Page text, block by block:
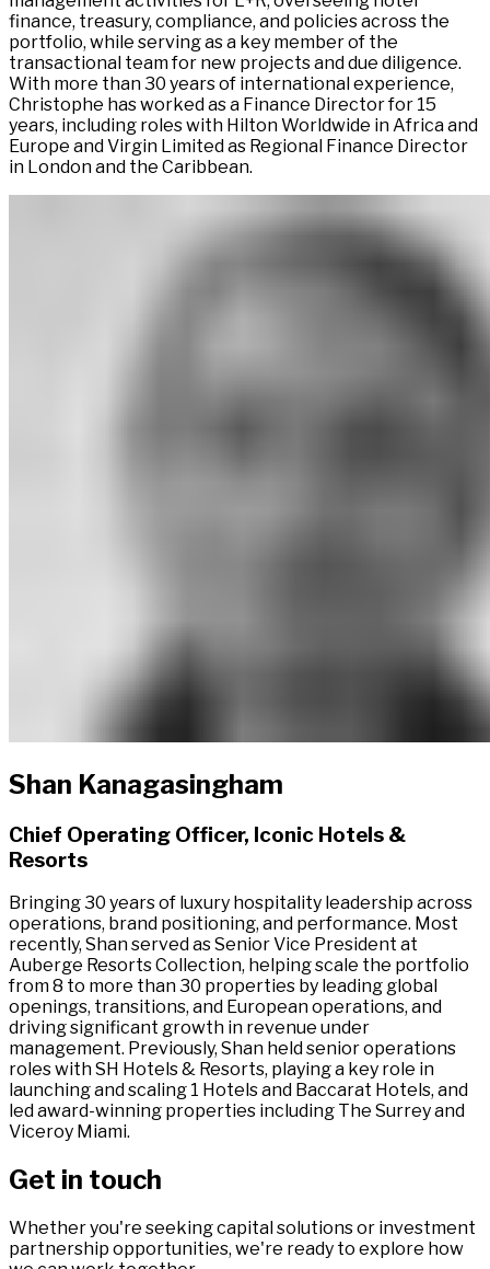
finance, treasury, compliance, and policies across the
portfolio, while serving as a key member of the
transactional team for new projects and due diligence.
With more than 30 years of international experience,
Christophe has worked as a Finance Director for 15
years, including roles with Hilton Worldwide in Africa and
Europe and Virgin Limited as Regional Finance Director
in London and the Caribbean.​​​​‌ ‍ ​‍​‍‌‍ ‌ ​‍‌‍‍‌‌‍‌ ‌‍‍‌‌‍ ‍​‍​‍​ ‍‍​‍​‍‌ ​ ‌‍​‌‌‍ ‍‌‍‍‌‌ ‌​‌ ‍‌​‍ ‍‌‍‍‌‌‍ ​‍​‍​‍ ​​‍​‍‌‍‍​‌ ​‍‌‍‌‌‌‍‌‍​‍​‍​ ‍‍​‍​‍‌‍‍​‌ ‌​‌ ‌​‌ ​​‌ ​ ​ ‍‍​‍ ​‍ ‌‍ ​​‍ ‌‌‍​‌‌‍ ‍‌‍‌​​‍ ‌‌ ​‍​‍ ‌‌‍‍​‌‍ ‌ ‌​‌‍‌‌‌‍ ​‌ ​ ​‍ ‌‌ ​ ‌ ‌​‌ ‌‌‌‍‌​‌‍‍‌‌‍ ​‍ ‍‌ ‌‍‌‍‌‌‌ ​‍‌‍​ ‌‍‌‌‌‍ ​​‍ ‍‌‍​‌‌ ​​‌ ​​​‍ ‌‍‍‌‌‍ ‍‌ ‌​‌‍‌‌‌‍ ‍‌ ‌​​‍ ‌‍‌‌‌‍‌​‌‍‍‌‌ ‌​​‍ ‌‍ ‌‌‍ ‌‍‌​‌‍‌‌​ ‌‌ ​​‌ ​‍‌‍‌‌‌ ​ ‌‍‌‌‌‍ ‍‌ ‌​‌‍​‌‌ ‌​‌‍‍‌‌‍ ‌‍ ‍​ ‍ ‌‍‍‌‌‍‌​​ ‌​ ​​​ ‌ ‌‍​‌‌‍‌‌​ ‌ ​ ‍​‌‍‌‌​ ​‌​‍ ‌‌‍‌‍‌‍​‍‌‍​ ​ ‍‌​‍ ‌​ ‌​​ ‌​​ ‌ ‌‍​‍​‍ ‌​ ‍​​ ‌‍‌‍​ ​ ​‌​‍ ‌​ ‍‌​ ​‍‌‍‌‌​ ‌‌​ ​‌‌‍‌‍‌‍‌‍​ ‌‌​ ‍‌​ ‌ ‌‍‌​‌‍‌‌​ ‍ ‌ ‌​‌ ‍‌‌ ​​‌‍‌‌​ ‌‌‍​ ‌‍ ‌ ​‍‌ ​​‌‍ ‌ ​‍‌‍​‌‌ ‌​‌‍‌‌‌‌‌​‌‍‌‌‌‍​‌‌‍ ‌‌​ ‌‌‍‌‌‌‍ ‌‌‍​‍‌‍‌‌‌ ​‍​ ‍ ‌ ​​‌‍​‌‌ ‌​‌‍‍​​ ‌‌‍​‍‌‍‍‌‌‍ ​ ‌‍​‍‌‍​‌‌ ​ ‌‍‌‌‌‌‌‌‌ ​‍‌‍ ​​ ‌‌‍‍​‌ ‌​‌ ‌​‌ ​​‌ ​ ​‍‌‌​ ​ ‌​​‌​‍‌‌​ ​‍‌​‌‍​‍‌‌​ ​‍‌​‌‍‌‍ ​​‍ ‌‌‍​‌‌‍ ‍‌‍‌​​‍ ‌‌ ​‍​‍ ‌‌‍‍​‌‍ ‌ ‌​‌‍‌‌‌‍ ​‌ ​ ​‍ ‌‌ ​ ‌ ‌​‌ ‌‌‌‍‌​‌‍‍‌‌‍ ​‍ ‍‌ ‌‍‌‍‌‌‌ ​‍‌‍​ ‌‍‌‌‌‍ ​​‍ ‍‌‍​‌‌ ​​‌ ​​​‍‌‍‌‍‍‌‌‍‌​​ ‌​ ​​​ ‌ ‌‍​‌‌‍‌‌​ ‌ ​ ‍​‌‍‌‌​ ​‌​‍ ‌‌‍‌‍‌‍​‍‌‍​ ​ ‍‌​‍ ‌​ ‌​​ ‌​​ ‌ ‌‍​‍​‍ ‌​ ‍​​ ‌‍‌‍​ ​ ​‌​‍ ‌​ ‍‌​ ​‍‌‍‌‌​ ‌‌​ ​‌‌‍‌‍‌‍‌‍​ ‌‌​ ‍‌​ ‌ ‌‍‌​‌‍‌‌​‍‌‍‌ ‌​‌ ‍‌‌ ​​‌‍‌‌​ ‌‌‍​ ‌‍ ‌ ​‍‌ ​​‌‍ ‌ ​‍‌‍​‌‌ ‌​‌‍‌‌‌‌‌​‌‍‌‌‌‍​‌‌‍ ‌‌​ ‌‌‍‌‌‌‍ ‌‌‍​‍‌‍‌‌‌ ​‍​‍‌‍‌ ​​‌‍​‌‌ ‌​‌‍‍​​ ‌‌‍​‍‌‍‍‌‌‍ ​‍‌‍‌ ​​‌‍‌‌‌ ​‍‌ ​ ‌ ​​‌‍‌‌‌‍​ ‌ ‌​‌‍‍‌‌ ‌‍‌‍‌‌​ ‌‌ ​​‌ ‌‌‌‍​‍‌‍ ​‌‍‍‌‌ ​ ‌‍‍​‌‍‌‌‌‍‌​​‍​‍‌ ‌
Shan Kanagasingham​​​​‌ ‍ ​‍​‍‌‍ ‌ ​‍‌‍‍‌‌‍‌ ‌‍‍‌‌‍ ‍​‍​‍​ ‍‍​‍​‍‌ ​ ‌‍​‌‌‍ ‍‌‍‍‌‌ ‌​‌ ‍‌​‍ ‍‌‍‍‌‌‍ ​‍​‍​‍ ​​‍​‍‌‍‍​‌ ​‍‌‍‌‌‌‍‌‍​‍​‍​ ‍‍​‍​‍‌‍‍​‌ ‌​‌ ‌​‌ ​​‌ ​ ​ ‍‍​‍ ​‍ ‌‍ ​​‍ ‌‌‍​‌‌‍ ‍‌‍‌​​‍ ‌‌ ​‍​‍ ‌‌‍‍​‌‍ ‌ ‌​‌‍‌‌‌‍ ​‌ ​ ​‍ ‌‌ ​ ‌ ‌​‌ ‌‌‌‍‌​‌‍‍‌‌‍ ​‍ ‍‌ ‌‍‌‍‌‌‌ ​‍‌‍​ ‌‍‌‌‌‍ ​​‍ ‍‌‍​‌‌ ​​‌ ​​​‍ ‌‍‍‌‌‍ ‍‌ ‌​‌‍‌‌‌‍ ‍‌ ‌​​‍ ‌‍‌‌‌‍‌​‌‍‍‌‌ ‌​​‍ ‌‍ ‌‌‍ ‌‍‌​‌‍‌‌​ ‌‌ ​​‌ ​‍‌‍‌‌‌ ​ ‌‍‌‌‌‍ ‍‌ ‌​‌‍​‌‌ ‌​‌‍‍‌‌‍ ‌‍ ‍​ ‍ ‌‍‍‌‌‍‌​​ ‌​ ‍​​ ‍​​ ​​‌‍‌​​ ‍​‌‍‌‌‌‍​ ​ ​‍​‍ ‌​ ​​​ ‍‌​ ​​​ ‌‌​‍ ‌​ ‌​‌‍​ ​ ‍‌‌‍​‍​‍ ‌‌‍​‍​ ‌‌​ ‌‍‌‍‌‍​‍ ‌‌‍‌‍‌‍‌‍​ ‍‌​ ‌‍‌‍‌‍‌‍​ ‌‍​‌​ ‍​‌‍‌‌‌‍​‍​ ​​‌‍‌​​ ‍ ‌ ‌​‌ ‍‌‌ ​​‌‍‌‌​ ‌‌‍​ ‌‍ ‌ ​‍‌ ​​‌‍ ‌ ​‍‌‍​‌‌ ‌​‌‍‌‌‌‌‌​‌‍‌‌‌‍​‌‌‍ ‌‌​ ‌‌‍‌‌‌‍ ‌‌‍​‍‌‍‌‌‌ ​‍​ ‍ ‌ ​​‌‍​‌‌ ‌​‌‍‍​​ ‌‌‍ ‍‌‍​‌‌‍ ‌‌‍‌‌​ ‌‍​‍‌‍​‌‌ ​ ‌‍‌‌‌‌‌‌‌ ​‍‌‍ ​​ ‌‌‍‍​‌ ‌​‌ ‌​‌ ​​‌ ​ ​‍‌‌​ ​ ‌​​‌​‍‌‌​ ​‍‌​‌‍​‍‌‌​ ​‍‌​‌‍‌‍ ​​‍ ‌‌‍​‌‌‍ ‍‌‍‌​​‍ ‌‌ ​‍​‍ ‌‌‍‍​‌‍ ‌ ‌​‌‍‌‌‌‍ ​‌ ​ ​‍ ‌‌ ​ ‌ ‌​‌ ‌‌‌‍‌​‌‍‍‌‌‍ ​‍ ‍‌ ‌‍‌‍‌‌‌ ​‍‌‍​ ‌‍‌‌‌‍ ​​‍ ‍‌‍​‌‌ ​​‌ ​​​‍‌‍‌‍‍‌‌‍‌​​ ‌​ ‍​​ ‍​​ ​​‌‍‌​​ ‍​‌‍‌‌‌‍​ ​ ​‍​‍ ‌​ ​​​ ‍‌​ ​​​ ‌‌​‍ ‌​ ‌​‌‍​ ​ ‍‌‌‍​‍​‍ ‌‌‍​‍​ ‌‌​ ‌‍‌‍‌‍​‍ ‌‌‍‌‍‌‍‌‍​ ‍‌​ ‌‍‌‍‌‍‌‍​ ‌‍​‌​ ‍​‌‍‌‌‌‍​‍​ ​​‌‍‌​​‍‌‍‌ ‌​‌ ‍‌‌ ​​‌‍‌‌​ ‌‌‍​ ‌‍ ‌ ​‍‌ ​​‌‍ ‌ ​‍‌‍​‌‌ ‌​‌‍‌‌‌‌‌​‌‍‌‌‌‍​‌‌‍ ‌‌​ ‌‌‍‌‌‌‍ ‌‌‍​‍‌‍‌‌‌ ​‍​‍‌‍‌ ​​‌‍​‌‌ ‌​‌‍‍​​ ‌‌‍ ‍‌‍​‌‌‍ ‌‌‍‌‌​‍‌‍‌ ​​‌‍‌‌‌ ​‍‌ ​ ‌ ​​‌‍‌‌‌‍​ ‌ ‌​‌‍‍‌‌ ‌‍‌‍‌‌​ ‌‌ ​​‌ ‌‌‌‍​‍‌‍ ​‌‍‍‌‌ ​ ‌‍‍​‌‍‌‌‌‍‌​​‍​‍‌ ‌
Chief Operating Officer, Iconic Hotels &
Resorts​​​​‌ ‍ ​‍​‍‌‍ ‌ ​‍‌‍‍‌‌‍‌ ‌‍‍‌‌‍ ‍​‍​‍​ ‍‍​‍​‍‌ ​ ‌‍​‌‌‍ ‍‌‍‍‌‌ ‌​‌ ‍‌​‍ ‍‌‍‍‌‌‍ ​‍​‍​‍ ​​‍​‍‌‍‍​‌ ​‍‌‍‌‌‌‍‌‍​‍​‍​ ‍‍​‍​‍‌‍‍​‌ ‌​‌ ‌​‌ ​​‌ ​ ​ ‍‍​‍ ​‍ ‌‍ ​​‍ ‌‌‍​‌‌‍ ‍‌‍‌​​‍ ‌‌ ​‍​‍ ‌‌‍‍​‌‍ ‌ ‌​‌‍‌‌‌‍ ​‌ ​ ​‍ ‌‌ ​ ‌ ‌​‌ ‌‌‌‍‌​‌‍‍‌‌‍ ​‍ ‍‌ ‌‍‌‍‌‌‌ ​‍‌‍​ ‌‍‌‌‌‍ ​​‍ ‍‌‍​‌‌ ​​‌ ​​​‍ ‌‍‍‌‌‍ ‍‌ ‌​‌‍‌‌‌‍ ‍‌ ‌​​‍ ‌‍‌‌‌‍‌​‌‍‍‌‌ ‌​​‍ ‌‍ ‌‌‍ ‌‍‌​‌‍‌‌​ ‌‌ ​​‌ ​‍‌‍‌‌‌ ​ ‌‍‌‌‌‍ ‍‌ ‌​‌‍​‌‌ ‌​‌‍‍‌‌‍ ‌‍ ‍​ ‍ ‌‍‍‌‌‍‌​​ ‌​ ‍​​ ‍​​ ​​‌‍‌​​ ‍​‌‍‌‌‌‍​ ​ ​‍​‍ ‌​ ​​​ ‍‌​ ​​​ ‌‌​‍ ‌​ ‌​‌‍​ ​ ‍‌‌‍​‍​‍ ‌‌‍​‍​ ‌‌​ ‌‍‌‍‌‍​‍ ‌‌‍‌‍‌‍‌‍​ ‍‌​ ‌‍‌‍‌‍‌‍​ ‌‍​‌​ ‍​‌‍‌‌‌‍​‍​ ​​‌‍‌​​ ‍ ‌ ‌​‌ ‍‌‌ ​​‌‍‌‌​ ‌‌‍​ ‌‍ ‌ ​‍‌ ​​‌‍ ‌ ​‍‌‍​‌‌ ‌​‌‍‌‌‌‌‌​‌‍‌‌‌‍​‌‌‍ ‌‌​ ‌‌‍‌‌‌‍ ‌‌‍​‍‌‍‌‌‌ ​‍​ ‍ ‌ ​​‌‍​‌‌ ‌​‌‍‍​​ ‌‌ ​‍‌‍ ‌‍ ​‌‍‌‌​ ‌‍​‍‌‍​‌‌ ​ ‌‍‌‌‌‌‌‌‌ ​‍‌‍ ​​ ‌‌‍‍​‌ ‌​‌ ‌​‌ ​​‌ ​ ​‍‌‌​ ​ ‌​​‌​‍‌‌​ ​‍‌​‌‍​‍‌‌​ ​‍‌​‌‍‌‍ ​​‍ ‌‌‍​‌‌‍ ‍‌‍‌​​‍ ‌‌ ​‍​‍ ‌‌‍‍​‌‍ ‌ ‌​‌‍‌‌‌‍ ​‌ ​ ​‍ ‌‌ ​ ‌ ‌​‌ ‌‌‌‍‌​‌‍‍‌‌‍ ​‍ ‍‌ ‌‍‌‍‌‌‌ ​‍‌‍​ ‌‍‌‌‌‍ ​​‍ ‍‌‍​‌‌ ​​‌ ​​​‍‌‍‌‍‍‌‌‍‌​​ ‌​ ‍​​ ‍​​ ​​‌‍‌​​ ‍​‌‍‌‌‌‍​ ​ ​‍​‍ ‌​ ​​​ ‍‌​ ​​​ ‌‌​‍ ‌​ ‌​‌‍​ ​ ‍‌‌‍​‍​‍ ‌‌‍​‍​ ‌‌​ ‌‍‌‍‌‍​‍ ‌‌‍‌‍‌‍‌‍​ ‍‌​ ‌‍‌‍‌‍‌‍​ ‌‍​‌​ ‍​‌‍‌‌‌‍​‍​ ​​‌‍‌​​‍‌‍‌ ‌​‌ ‍‌‌ ​​‌‍‌‌​ ‌‌‍​ ‌‍ ‌ ​‍‌ ​​‌‍ ‌ ​‍‌‍​‌‌ ‌​‌‍‌‌‌‌‌​‌‍‌‌‌‍​‌‌‍ ‌‌​ ‌‌‍‌‌‌‍ ‌‌‍​‍‌‍‌‌‌ ​‍​‍‌‍‌ ​​‌‍​‌‌ ‌​‌‍‍​​ ‌‌ ​‍‌‍ ‌‍ ​‌‍‌‌​‍‌‍‌ ​​‌‍‌‌‌ ​‍‌ ​ ‌ ​​‌‍‌‌‌‍​ ‌ ‌​‌‍‍‌‌ ‌‍‌‍‌‌​ ‌‌ ​​‌ ‌‌‌‍​‍‌‍ ​‌‍‍‌‌ ​ ‌‍‍​‌‍‌‌‌‍‌​​‍​‍‌ ‌
Bringing 30 years of luxury hospitality leadership across
operations, brand positioning, and performance. Most
recently, Shan served as Senior Vice President at
Auberge Resorts Collection, helping scale the portfolio
from 8 to more than 30 properties by leading global
openings, transitions, and European operations, and
driving significant growth in revenue under
management. Previously, Shan held senior operations
roles with SH Hotels & Resorts, playing a key role in
launching and scaling 1 Hotels and Baccarat Hotels, and
led award-winning properties including The Surrey and
Viceroy Miami.​​​​‌ ‍ ​‍​‍‌‍ ‌ ​‍‌‍‍‌‌‍‌ ‌‍‍‌‌‍ ‍​‍​‍​ ‍‍​‍​‍‌ ​ ‌‍​‌‌‍ ‍‌‍‍‌‌ ‌​‌ ‍‌​‍ ‍‌‍‍‌‌‍ ​‍​‍​‍ ​​‍​‍‌‍‍​‌ ​‍‌‍‌‌‌‍‌‍​‍​‍​ ‍‍​‍​‍‌‍‍​‌ ‌​‌ ‌​‌ ​​‌ ​ ​ ‍‍​‍ ​‍ ‌‍ ​​‍ ‌‌‍​‌‌‍ ‍‌‍‌​​‍ ‌‌ ​‍​‍ ‌‌‍‍​‌‍ ‌ ‌​‌‍‌‌‌‍ ​‌ ​ ​‍ ‌‌ ​ ‌ ‌​‌ ‌‌‌‍‌​‌‍‍‌‌‍ ​‍ ‍‌ ‌‍‌‍‌‌‌ ​‍‌‍​ ‌‍‌‌‌‍ ​​‍ ‍‌‍​‌‌ ​​‌ ​​​‍ ‌‍‍‌‌‍ ‍‌ ‌​‌‍‌‌‌‍ ‍‌ ‌​​‍ ‌‍‌‌‌‍‌​‌‍‍‌‌ ‌​​‍ ‌‍ ‌‌‍ ‌‍‌​‌‍‌‌​ ‌‌ ​​‌ ​‍‌‍‌‌‌ ​ ‌‍‌‌‌‍ ‍‌ ‌​‌‍​‌‌ ‌​‌‍‍‌‌‍ ‌‍ ‍​ ‍ ‌‍‍‌‌‍‌​​ ‌​ ‍​​ ‍​​ ​​‌‍‌​​ ‍​‌‍‌‌‌‍​ ​ ​‍​‍ ‌​ ​​​ ‍‌​ ​​​ ‌‌​‍ ‌​ ‌​‌‍​ ​ ‍‌‌‍​‍​‍ ‌‌‍​‍​ ‌‌​ ‌‍‌‍‌‍​‍ ‌‌‍‌‍‌‍‌‍​ ‍‌​ ‌‍‌‍‌‍‌‍​ ‌‍​‌​ ‍​‌‍‌‌‌‍​‍​ ​​‌‍‌​​ ‍ ‌ ‌​‌ ‍‌‌ ​​‌‍‌‌​ ‌‌‍​ ‌‍ ‌ ​‍‌ ​​‌‍ ‌ ​‍‌‍​‌‌ ‌​‌‍‌‌‌‌‌​‌‍‌‌‌‍​‌‌‍ ‌‌​ ‌‌‍‌‌‌‍ ‌‌‍​‍‌‍‌‌‌ ​‍​ ‍ ‌ ​​‌‍​‌‌ ‌​‌‍‍​​ ‌‌‍​‍‌‍‍‌‌‍ ​ ‌‍​‍‌‍​‌‌ ​ ‌‍‌‌‌‌‌‌‌ ​‍‌‍ ​​ ‌‌‍‍​‌ ‌​‌ ‌​‌ ​​‌ ​ ​‍‌‌​ ​ ‌​​‌​‍‌‌​ ​‍‌​‌‍​‍‌‌​ ​‍‌​‌‍‌‍ ​​‍ ‌‌‍​‌‌‍ ‍‌‍‌​​‍ ‌‌ ​‍​‍ ‌‌‍‍​‌‍ ‌ ‌​‌‍‌‌‌‍ ​‌ ​ ​‍ ‌‌ ​ ‌ ‌​‌ ‌‌‌‍‌​‌‍‍‌‌‍ ​‍ ‍‌ ‌‍‌‍‌‌‌ ​‍‌‍​ ‌‍‌‌‌‍ ​​‍ ‍‌‍​‌‌ ​​‌ ​​​‍‌‍‌‍‍‌‌‍‌​​ ‌​ ‍​​ ‍​​ ​​‌‍‌​​ ‍​‌‍‌‌‌‍​ ​ ​‍​‍ ‌​ ​​​ ‍‌​ ​​​ ‌‌​‍ ‌​ ‌​‌‍​ ​ ‍‌‌‍​‍​‍ ‌‌‍​‍​ ‌‌​ ‌‍‌‍‌‍​‍ ‌‌‍‌‍‌‍‌‍​ ‍‌​ ‌‍‌‍‌‍‌‍​ ‌‍​‌​ ‍​‌‍‌‌‌‍​‍​ ​​‌‍‌​​‍‌‍‌ ‌​‌ ‍‌‌ ​​‌‍‌‌​ ‌‌‍​ ‌‍ ‌ ​‍‌ ​​‌‍ ‌ ​‍‌‍​‌‌ ‌​‌‍‌‌‌‌‌​‌‍‌‌‌‍​‌‌‍ ‌‌​ ‌‌‍‌‌‌‍ ‌‌‍​‍‌‍‌‌‌ ​‍​‍‌‍‌ ​​‌‍​‌‌ ‌​‌‍‍​​ ‌‌‍​‍‌‍‍‌‌‍ ​‍‌‍‌ ​​‌‍‌‌‌ ​‍‌ ​ ‌ ​​‌‍‌‌‌‍​ ‌ ‌​‌‍‍‌‌ ‌‍‌‍‌‌​ ‌‌ ​​‌ ‌‌‌‍​‍‌‍ ​‌‍‍‌‌ ​ ‌‍‍​‌‍‌‌‌‍‌​​‍​‍‌ ‌
Get in touch
Whether you're seeking capital solutions or investment
partnership opportunities, we're ready to explore how